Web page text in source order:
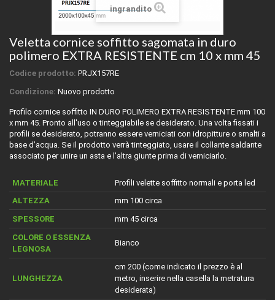
ingrandito
Veletta cornice soffitto sagomata in duro
polimero EXTRA RESISTENTE cm 10 x mm 45
Codice prodotto: PRJX157RE
Condizione: Nuovo prodotto
Profilo cornice soffitto IN DURO POLIMERO EXTRA RESISTENTE mm 100
x mm 45. Pronto all'uso o tinteggiabile se desiderato. Una volta fissati i
profili se desiderato, potranno essere verniciati con idropitture o smalti a
base d’acqua. Se il prodotto verrà tinteggiato, usare il collante saldante
associato per unire un asta e l'altra giunte prima di verniciarlo.
MATERIALE
Profili velette soffitto normali e porta led
ALTEZZA
mm 100 circa
SPESSORE
mm 45 circa
COLORE O ESSENZA
LEGNOSA
Bianco
LUNGHEZZA
cm 200 (come indicato il prezzo è al
metro, inserire nella casella la metratura
desiderata)